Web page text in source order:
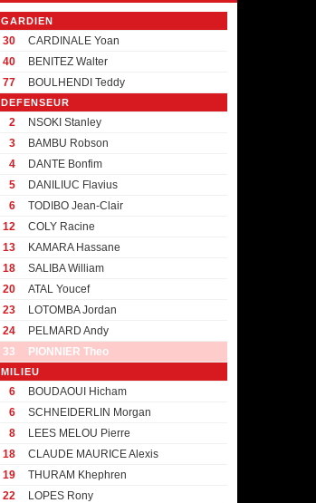
GARDIEN
30
CARDINALE Yoan
40
BENITEZ Walter
77
BOULHENDI Teddy
DEFENSEUR
2
NSOKI Stanley
3
BAMBU Robson
4
DANTE Bonfim
5
DANILIUC Flavius
6
TODIBO Jean-Clair
12
COLY Racine
13
KAMARA Hassane
18
SALIBA William
20
ATAL Youcef
23
LOTOMBA Jordan
24
PELMARD Andy
33
PIONNIER Theo
MILIEU
6
BOUDAOUI Hicham
6
SCHNEIDERLIN Morgan
8
LEES MELOU Pierre
18
CLAUDE MAURICE Alexis
19
THURAM Khephren
22
LOPES Rony